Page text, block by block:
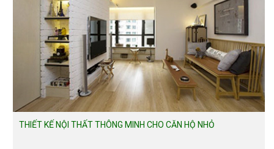
THIẾT KẾ NỘI THẤT THÔNG MINH CHO CĂN HỘ NHỎ